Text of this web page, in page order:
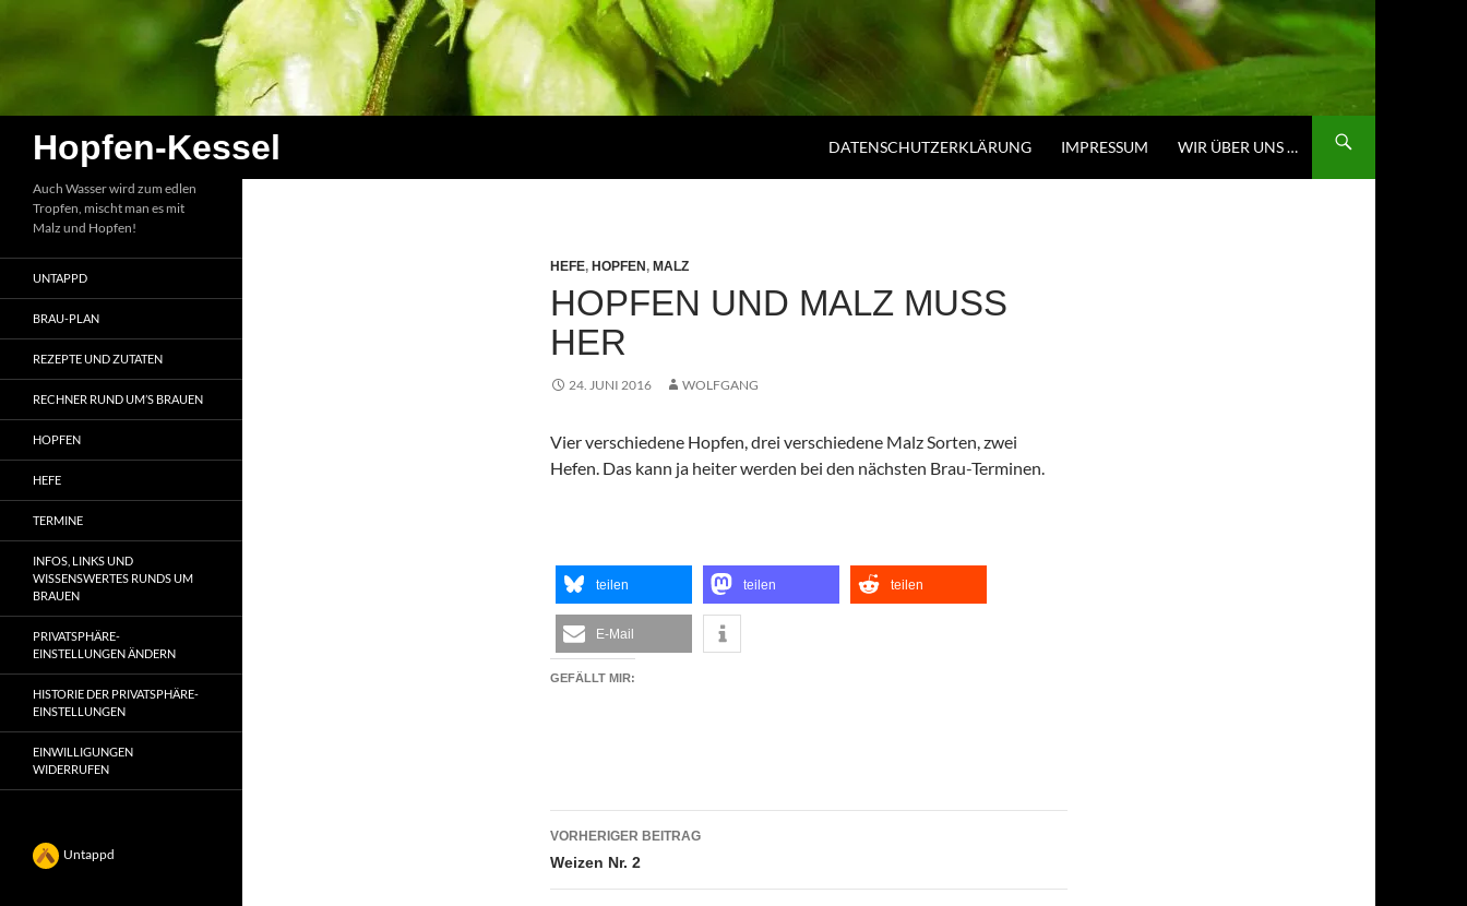
Hopfen-Kessel DATENSCHUTZERKLÄRUNG IMPRESSUM WIR ÜBER UNS …
HEFE, HOPFEN , MALZ
HOPFEN UND MALZ MUSS
HER
24. JUNI 2016 WOLFGANG
Vier verschiedene Hopfen, drei verschiedene Malz Sorten, zwei
Hefen. Das kann ja heiter werden bei den nächsten Brau-Terminen.
teilen teilen teilen
E-Mail
GEFÄLLT MIR:
Beitragsnavigation
VORHERIGER BEITRAG
Weizen Nr. 2
Auch Wasser wird zum edlen
Tropfen, mischt man es mit
Malz und Hopfen!
UNTAPPD
BRAU-PLAN
REZEPTE UND ZUTATEN
RECHNER RUND UM’S BRAUEN
HOPFEN
HEFE
TERMINE
INFOS, LINKS UND
WISSENSWERTES RUNDS UM
BRAUEN
PRIVATSPHÄRE-
EINSTELLUNGEN ÄNDERN
HISTORIE DER PRIVATSPHÄRE-
EINSTELLUNGEN
EINWILLIGUNGEN
WIDERRUFEN
Untappd